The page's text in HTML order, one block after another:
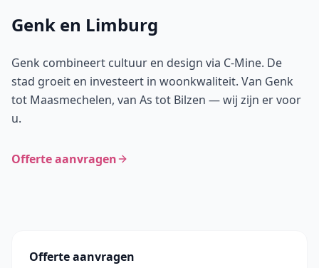
Genk en Limburg
Genk combineert cultuur en design via C-Mine. De
stad groeit en investeert in woonkwaliteit. Van Genk
tot Maasmechelen, van As tot Bilzen — wij zijn er voor
u.
Offerte aanvragen
Offerte aanvragen